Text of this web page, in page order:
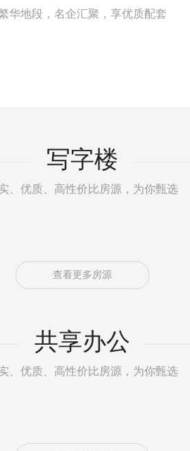
华地段，名企汇聚，享优质配套
写字楼
、优质、高性价比房源，为你甄选
查看更多房源
共享办公
、优质、高性价比房源，为你甄选